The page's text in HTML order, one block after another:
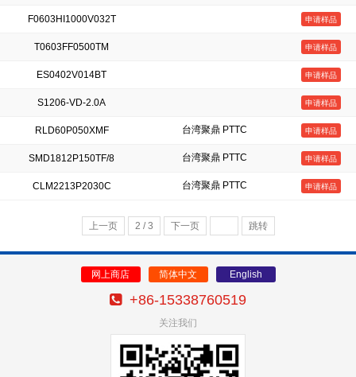
F0603HI1000V032T 申请样品
T0603FF0500TM 申请样品
ES0402V014BT 申请样品
S1206-VD-2.0A 申请样品
RLD60P050XMF 台湾聚鼎 PTTC 申请样品
SMD1812P150TF/8 台湾聚鼎 PTTC 申请样品
CLM2213P2030C 台湾聚鼎 PTTC 申请样品
上一页 2 / 3 下一页 跳转
网上商店 简体中文 English
+86-15338760519
关注我们